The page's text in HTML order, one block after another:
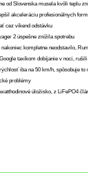
od Slovenska musela kvôli teplu
akceleráciu profesionálnych
cez víkend odstávku
2 úspešne znížila spotrebu
kompletne neodstavilo,
taxíkom dobíjanie v noci,
iba na 50 km/h, spôsobuje to
problémy
úložisko, z LiFePO4